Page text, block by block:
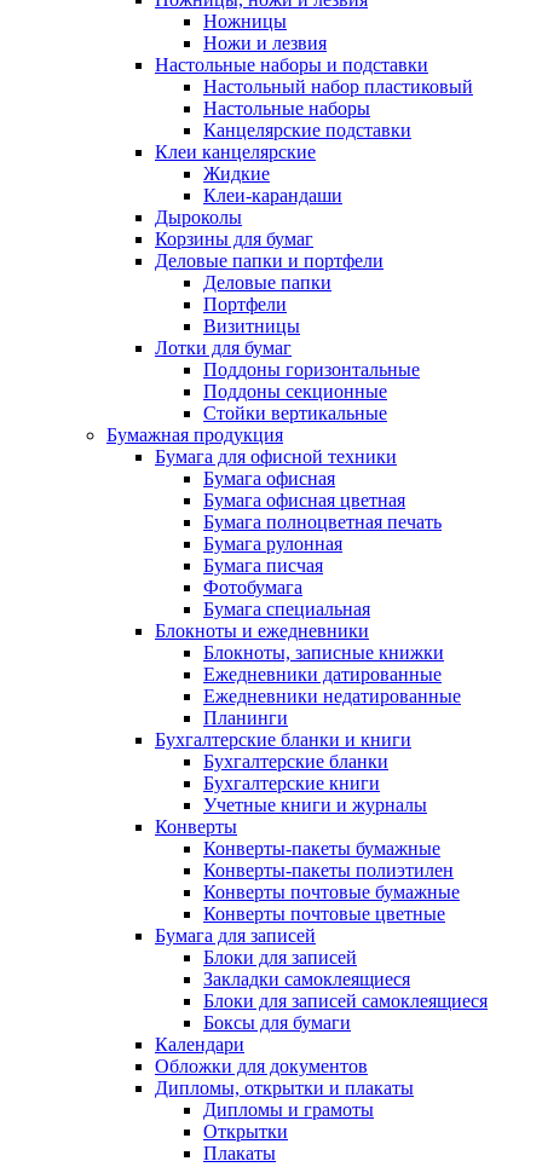
Ножницы
Ножи и лезвия
Настольные наборы и подставки
Настольный набор пластиковый
Настольные наборы
Канцелярские подставки
Клеи канцелярские
Жидкие
Клеи-карандаши
Дыроколы
Корзины для бумаг
Деловые папки и портфели
Деловые папки
Портфели
Визитницы
Лотки для бумаг
Поддоны горизонтальные
Поддоны секционные
Стойки вертикальные
Бумажная продукция
Бумага для офисной техники
Бумага офисная
Бумага офисная цветная
Бумага полноцветная печать
Бумага рулонная
Бумага писчая
Фотобумага
Бумага специальная
Блокноты и ежедневники
Блокноты, записные книжки
Ежедневники датированные
Ежедневники недатированные
Планинги
Бухгалтерские бланки и книги
Бухгалтерские бланки
Бухгалтерские книги
Учетные книги и журналы
Конверты
Конверты-пакеты бумажные
Конверты-пакеты полиэтилен
Конверты почтовые бумажные
Конверты почтовые цветные
Бумага для записей
Блоки для записей
Закладки самоклеящиеся
Блоки для записей самоклеящиеся
Боксы для бумаги
Календари
Обложки для документов
Дипломы, открытки и плакаты
Дипломы и грамоты
Открытки
Плакаты